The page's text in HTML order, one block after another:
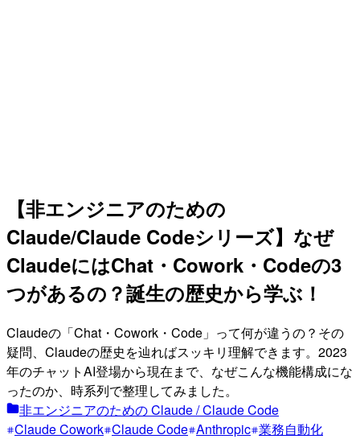
【非エンジニアのための
Claude/Claude Codeシリーズ】なぜ
ClaudeにはChat・Cowork・Codeの3
つがあるの？誕生の歴史から学ぶ！
Claudeの「Chat・Cowork・Code」って何が違うの？その
疑問、Claudeの歴史を辿ればスッキリ理解できます。2023
年のチャットAI登場から現在まで、なぜこんな機能構成にな
ったのか、時系列で整理してみました。
非エンジニアのための Claude / Claude Code
Claude Cowork Claude Code Anthropic 業務自動化